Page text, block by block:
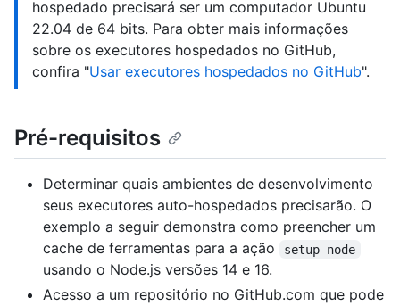
hospedado precisará ser um computador Ubuntu
22.04 de 64 bits. Para obter mais informações
sobre os executores hospedados no GitHub,
confira "Usar executores hospedados no GitHub".
Pré-requisitos
Determinar quais ambientes de desenvolvimento
seus executores auto-hospedados precisarão. O
exemplo a seguir demonstra como preencher um
cache de ferramentas para a ação
setup-node
usando o Node.js versões 14 e 16.
Acesso a um repositório no GitHub.com que pode